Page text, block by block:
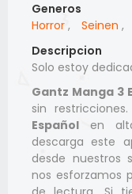
Generos
Horror , Seinen ,
Descripcion
Solo estoy
Gantz Manga 3
sin
Español en
descarga este
desde nuestros
nos esforzamos